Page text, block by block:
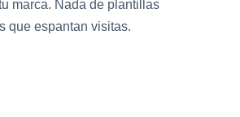
marca. Nada de plantillas
que espantan visitas.